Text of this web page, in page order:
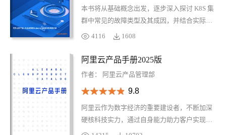
本书将从基础概念出发，逐步深入探讨 K8S 集
群中常见的故障类型及其成因，并结合实际案
例分析给出有效的排查方法和解决方案。通过
原理的理解，还能掌握一系列实用技巧来提升
K8S 异常诊断》都将是一个宝贵的资源库，帮
助您更好地管理您的 Kubernetes 环境。
4116 1608
阿里云产品手册2025版
作者： 阿里云产品管理部
9.8
阿里云作为数字经济的重要建设者，不断加深
硬核科技实力，通过自身能力助力客户实现高
质量发展，共创数字新世界。阿里云产品手册